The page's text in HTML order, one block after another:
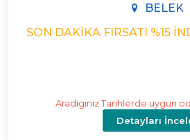
BELEK
SON DAKIKA FIRSATI %15
Aradıgınız Tarihlerde uygun
Detayları